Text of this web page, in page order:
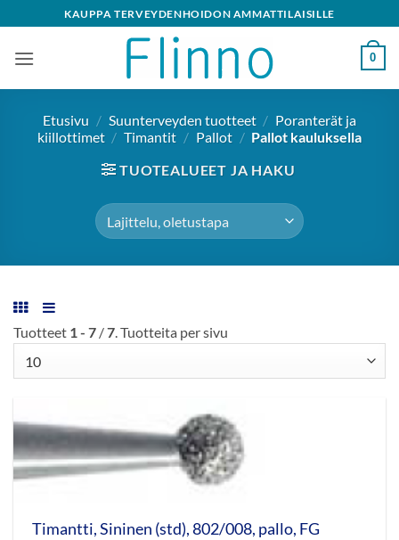
to
content
KAUPPA TERVEYDENHOIDON AMMATTILAISILLE
0
Etusivu / Suunterveyden tuotteet / Poranterät ja
kiillottimet / Timantit / Pallot / Pallot kauluksella
TUOTEALUEET JA HAKU
Tuotteet 1 - 7 /7. Tuotteita per sivu
Timantti, Sininen (std), 802/008, pallo, FG